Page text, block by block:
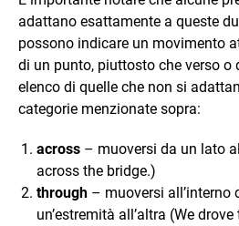
adattano esattamente a queste
possono indicare un movimento
di un punto, piuttosto che verso o
elenco di quelle che non si
categorie menzionate sopra:
across – muoversi da un lato
across the bridge.)
through – muoversi all’interno
un’estremità all’altra (We